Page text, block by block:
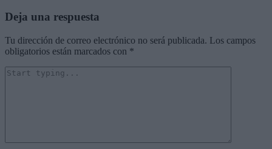
Deja una respuesta
Tu dirección de correo electrónico no será publicada. Los campos
obligatorios están marcados con *